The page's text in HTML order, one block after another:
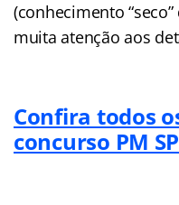
(conhecimento
muita atenção aos
Confira todos
concurso PM